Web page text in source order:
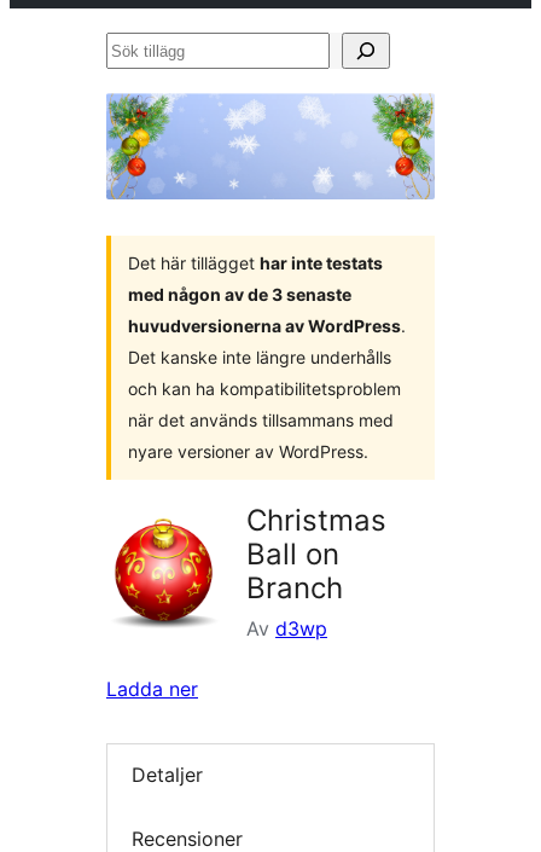
Sök
Det här tillägget har inte testats
med någon av de 3 senaste
huvudversionerna av WordPress.
Det kanske inte längre underhålls
och kan ha kompatibilitetsproblem
när det används tillsammans med
nyare versioner av WordPress.
Christmas
Ball on
Branch
Av d3wp
Ladda ner
Detaljer
Recensioner